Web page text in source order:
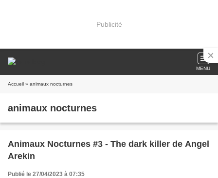
Publicité
MENU
Accueil » animaux nocturnes
animaux nocturnes
Animaux Nocturnes #3 - The dark killer de Angel
Arekin
Publié le 27/04/2023 à 07:35